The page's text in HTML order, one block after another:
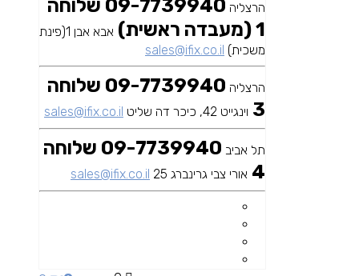
הרצליה
09-7739940 שלוחה
1 (מעבדה ראשית)
אבא אבן 1(פינת
משכית) sales@ifix.co.il
הרצליה
09-7739940 שלוחה
3 וינגייט 42, כיכר דה שליט sales@ifix.co.il
תל אביב
09-7739940 שלוחה
4 אורי צבי גרינברג 25 sales@ifix.co.il